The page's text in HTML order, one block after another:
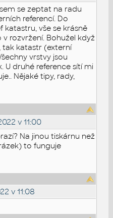
se zeptat na radu
referencí. Do
katastru, vše se krásně
rozvržení. Bohužel když
tak katastr (externí
vrstvy jsou
U druhé reference sítí mi
Nějaké tipy, rady,
v 11:00
Na jinou tiskárnu než
to funguje
v 11:08